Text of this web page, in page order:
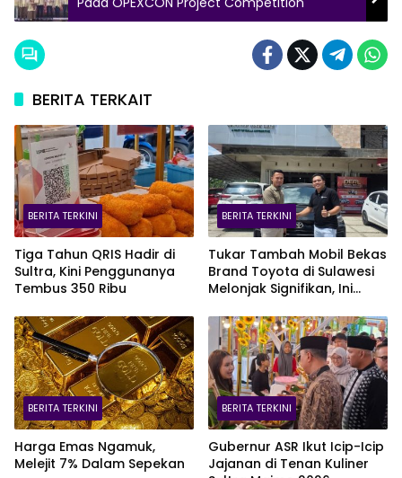
BERITA TERKAIT
BERITA TERKINI
Tiga Tahun QRIS Hadir di
Sultra, Kini Penggunanya
Tembus 350 Ribu
BERITA TERKINI
Tukar Tambah Mobil Bekas
Brand Toyota di Sulawesi
Melonjak Signifikan, Ini
BERITA TERKINI
Harga Emas Ngamuk,
Melejit 7% Dalam Sepekan
BERITA TERKINI
Gubernur ASR Ikut Icip-Icip
Jajanan di Tenan Kuliner